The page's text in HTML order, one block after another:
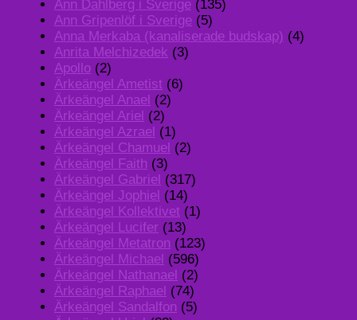
Ann Dahlberg i Sverige (135)
Ann Gripenlöf i Sverige (5)
Anna Merkaba (kanaliserade budskap) (4)
Anrita Melchizedek (3)
Apollo (2)
Ärkeängel Ametist (6)
Ärkeängel Anael (2)
Ärkeängel Ariel (2)
Ärkeängel Azrael (1)
Ärkeängel Chamuel (2)
Ärkeängel Faith (3)
Ärkeängel Gabriel (317)
Ärkeängel Jophiel (14)
Ärkeängel Kollektivet (1)
Ärkeängel Lucifer (13)
Ärkeängel Metatron (123)
Ärkeängel Michael (596)
Ärkeängel Nathanael (2)
Ärkeängel Raphael (74)
Ärkeängel Sandalfon (5)